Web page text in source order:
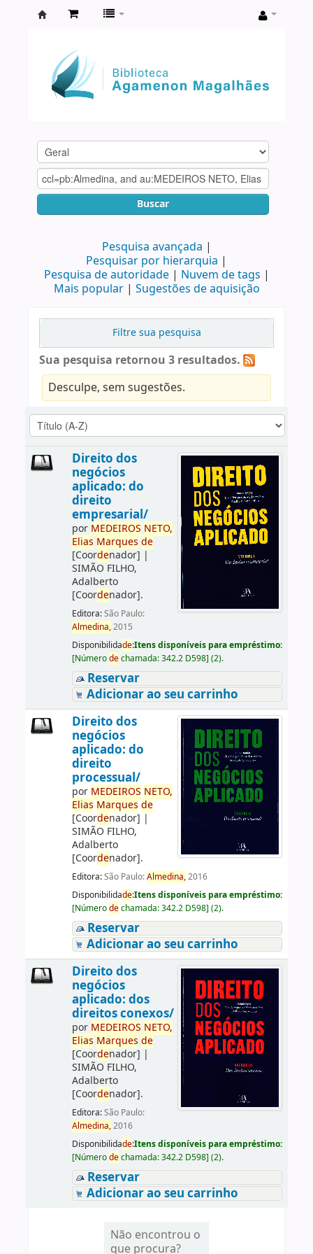
Agamenon
Magalhães
Buscar
Pesquisa avançada
Pesquisar por hierarquia
Pesquisa de autoridade
Nuvem de tags
Mais popular
Sugestões de aquisição
Filtre sua pesquisa
Sua pesquisa retornou 3 resultados.
Desculpe, sem sugestões.
Direito dos
negócios
aplicado: do
direito
empresarial/
por MEDEIROS NETO,
Elias Marques de
[Coordenador] |
SIMÃO FILHO,
Adalberto
[Coordenador].
Editora:São Paulo:
Almedina,2015
Disponibilidade:Itens disponíveis para empréstimo:
[Númerodechamada:342.2 D598] (2).
Reservar
Adicionar ao seu carrinho
Direito dos
negócios
aplicado: do
direito
processual/
por MEDEIROS NETO,
Elias Marques de
[Coordenador] |
SIMÃO FILHO,
Adalberto
[Coordenador].
Editora:São Paulo:Almedina,2016
Disponibilidade:Itens disponíveis para empréstimo:
[Númerodechamada:342.2 D598] (2).
Reservar
Adicionar ao seu carrinho
Direito dos
negócios
aplicado: dos
direitos conexos/
por MEDEIROS NETO,
Elias Marques de
[Coordenador] |
SIMÃO FILHO,
Adalberto
[Coordenador].
Editora:São Paulo:
Almedina,2016
Disponibilidade:Itens disponíveis para empréstimo:
[Númerodechamada:342.2 D598] (2).
Reservar
Adicionar ao seu carrinho
Não encontrou o
que procura?